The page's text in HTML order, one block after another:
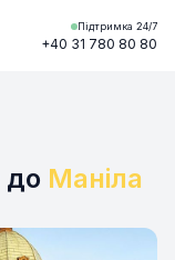
Підтримка 24/7
+40 31 780 80 80
до Маніла